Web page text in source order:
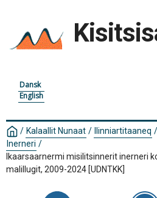
Dansk
English
/ Kalaallit Nunaat / Ilinniartitaaneq /
Inerneri /
Ikaarsaarnermi misilitsinnerit inerneri
malillugit, 2009-2024 [UDNTKK]